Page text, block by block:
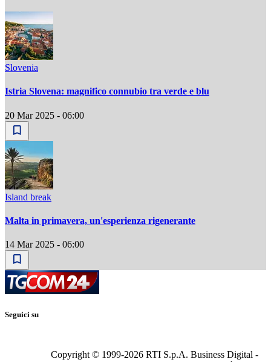
Slovenia
Istria Slovena: magnifico connubio tra verde e blu
20 Mar 2025 - 06:00
Island break
Malta in primavera, un'esperienza rigenerante
14 Mar 2025 - 06:00
Seguici su
Copyright © 1999-2026 RTI S.p.A. Business Digital -